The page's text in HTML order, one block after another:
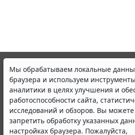
Мы обрабатываем локальные
браузера и используем инструменты
аналитики в целях улучшения и
работоспособности сайта,
исследований и обзоров. Вы можете
запретить обработку указанных
настройках браузера. Пожалуйста,
© ООО "НПП "ГАРАНТ-СЕРВИС", 2026.
участниками Российской
Все права на материалы сайта
Полное или частичное
Правила использования портала.
Портал ГАРАНТ.РУ зарегистрирован